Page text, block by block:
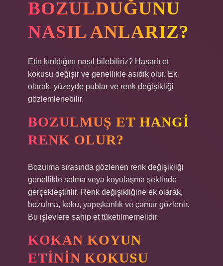
BOZULDUĞUNU
NASIL ANLARIZ?
Etin kırıldığını nasıl bilebiliriz? Hasarlı et
kokusu değişir ve genellikle asidik olur. Ek
olarak, yüzeyde publar ve renk değişikliği
gözlemlenebilir.
BOZULMUŞ ET HANGI
RENK OLUR?
Bozulma sırasında gözlenen renk değişikliği
genellikle solma veya koyulaşma şeklinde
gerçekleştirilir. Renk değişikliğine ek olarak,
bozulma, koku, yapışkanlık ve çamur gözlenir.
Bu işlevlere sahip et tüketilmemelidir.
KOKAN KOYUN
ETININ KOKUSU